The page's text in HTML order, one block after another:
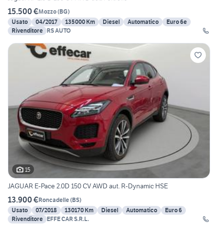
15.500 €Mozzo(BG)
Usato
04/2017 135000 Km Diesel Automatico
Euro 6e
Rivenditore RS AUTO
15
JAGUAR E-Pace 2.0D 150 CV AWD aut. R-Dynamic HSE
13.900 €Roncadelle(BS)
Usato
07/2018 130170 Km Diesel Automatico
Euro 6
Rivenditore EFFE CAR S.R.L.